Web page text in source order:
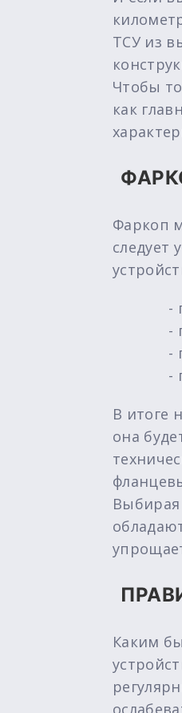
ТСУ из
Чтобы
как
Фаркоп
следует
-
-
-
-
В итоге
она
Каким